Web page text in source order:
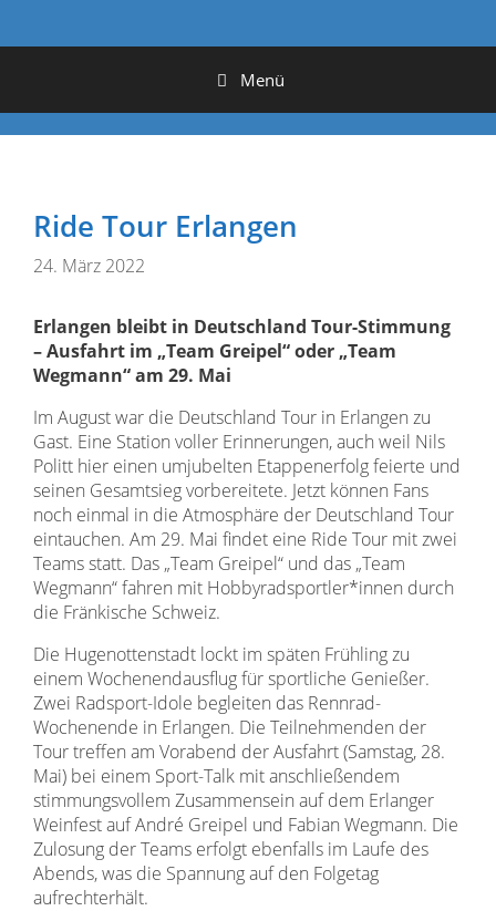
Menü
Ride Tour Erlangen
24. März 2022
Erlangen bleibt in Deutschland Tour-Stimmung
– Ausfahrt im „Team Greipel“ oder „Team
Wegmann“ am 29. Mai
Im August war die Deutschland Tour in Erlangen zu
Gast. Eine Station voller Erinnerungen, auch weil Nils
Politt hier einen umjubelten Etappenerfolg feierte und
seinen Gesamtsieg vorbereitete. Jetzt können Fans
noch einmal in die Atmosphäre der Deutschland Tour
eintauchen. Am 29. Mai findet eine Ride Tour mit zwei
Teams statt. Das „Team Greipel“ und das „Team
Wegmann“ fahren mit Hobbyradsportler*innen durch
die Fränkische Schweiz.
Die Hugenottenstadt lockt im späten Frühling zu
einem Wochenendausflug für sportliche Genießer.
Zwei Radsport-Idole begleiten das Rennrad-
Wochenende in Erlangen. Die Teilnehmenden der
Tour treffen am Vorabend der Ausfahrt (Samstag, 28.
Mai) bei einem Sport-Talk mit anschließendem
stimmungsvollem Zusammensein auf dem Erlanger
Weinfest auf André Greipel und Fabian Wegmann. Die
Zulosung der Teams erfolgt ebenfalls im Laufe des
Abends, was die Spannung auf den Folgetag
aufrechterhält.